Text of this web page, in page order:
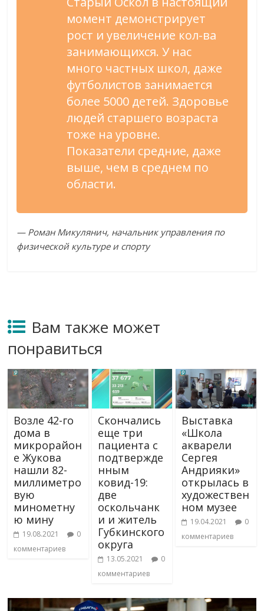
момент демонстрирует
рост и увеличение кол-ва
занимающихся. У нас
много частных школ, даже
футболистов занимается
более 5000 детей. Здоровье
людей старшего возраста
тоже на уровне.
Показатели средние, даже
выше, чем в среднем по
области.
— Роман Микулянич, начальник управления по
физической культуре и спорту
Вам также может
понравиться
Возле 42-го
дома в
микрорайон
е Жукова
нашли 82-
миллиметро
вую
минометну
ю мину
19.08.2021
0
комментариев
Скончались
еще три
пациента с
подтвержде
нным
ковид-19:
две
оскольчанк
и и житель
Губкинского
округа
13.05.2021
0
комментариев
Выставка
«Школа
акварели
Сергея
Андрияки»
открылась в
художествен
ном музее
19.04.2021
0
комментариев